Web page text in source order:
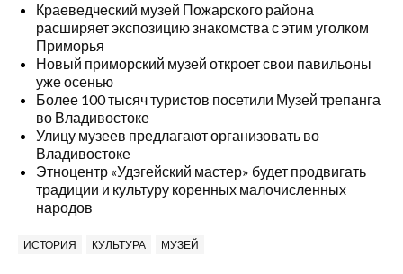
Краеведческий музей Пожарского района
расширяет экспозицию знакомства с этим уголком
Приморья
Новый приморский музей откроет свои павильоны
уже осенью
Более 100 тысяч туристов посетили Музей трепанга
во Владивостоке
Улицу музеев предлагают организовать во
Владивостоке
Этноцентр «Удэгейский мастер» будет продвигать
традиции и культуру коренных малочисленных
народов
ИСТОРИЯ КУЛЬТУРА МУЗЕЙ